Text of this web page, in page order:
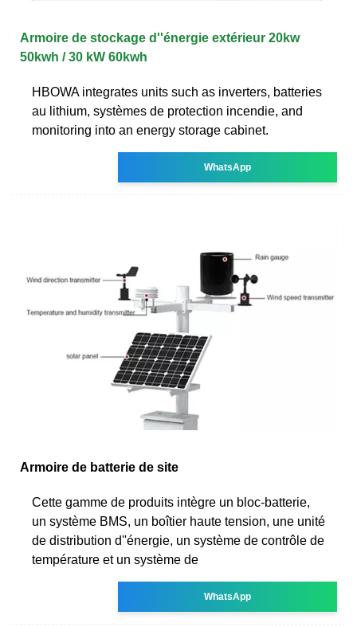
Armoire de stockage d''énergie extérieur 20kw
50kwh / 30 kW 60kwh
HBOWA integrates units such as inverters, batteries
au lithium, systèmes de protection incendie, and
monitoring into an energy storage cabinet.
WhatsApp
Armoire de batterie de site
Cette gamme de produits intègre un bloc-batterie,
un système BMS, un boîtier haute tension, une unité
de distribution d''énergie, un système de contrôle de
température et un système de
WhatsApp